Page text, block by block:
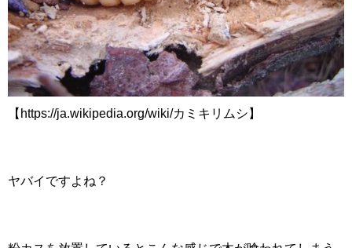
【https://ja.wikipedia.org/wiki/カミキリムシ】
ヤバイですよね？